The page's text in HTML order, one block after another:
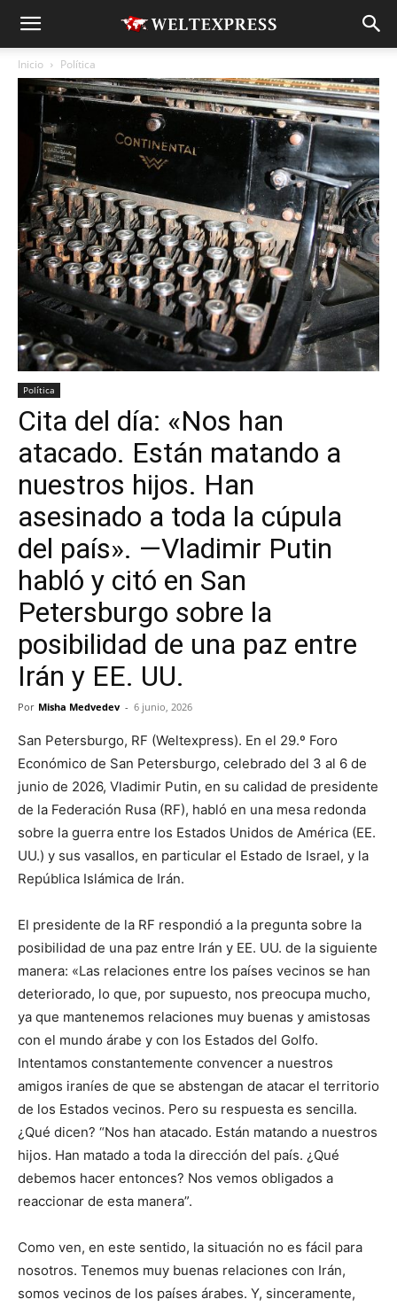
Inicio Política
Política
Cita del día: «Nos han
atacado. Están matando a
nuestros hijos. Han
asesinado a toda la cúpula
del país». —Vladimir Putin
habló y citó en San
Petersburgo sobre la
posibilidad de una paz entre
Irán y EE. UU.
Por Misha Medvedev - 6 junio, 2026
San Petersburgo, RF (Weltexpress). En el 29.º Foro
Económico de San Petersburgo, celebrado del 3 al 6 de
junio de 2026, Vladimir Putin, en su calidad de presidente
de la Federación Rusa (RF), habló en una mesa redonda
sobre la guerra entre los Estados Unidos de América (EE.
UU.) y sus vasallos, en particular el Estado de Israel, y la
República Islámica de Irán.
El presidente de la RF respondió a la pregunta sobre la
posibilidad de una paz entre Irán y EE. UU. de la siguiente
manera: «Las relaciones entre los países vecinos se han
deteriorado, lo que, por supuesto, nos preocupa mucho,
ya que mantenemos relaciones muy buenas y amistosas
con el mundo árabe y con los Estados del Golfo.
Intentamos constantemente convencer a nuestros
amigos iraníes de que se abstengan de atacar el territorio
de los Estados vecinos. Pero su respuesta es sencilla.
¿Qué dicen? “Nos han atacado. Están matando a nuestros
hijos. Han matado a toda la dirección del país. ¿Qué
debemos hacer entonces? Nos vemos obligados a
reaccionar de esta manera”.
Como ven, en este sentido, la situación no es fácil para
nosotros. Tenemos muy buenas relaciones con Irán,
somos vecinos de los países árabes. Y, sinceramente,